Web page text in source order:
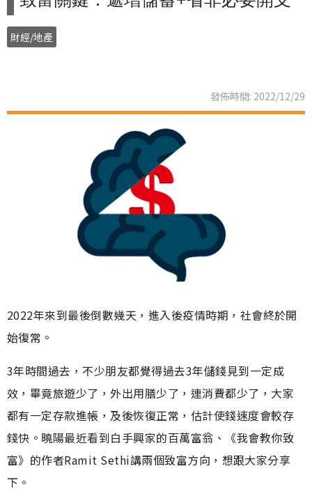
財經/地產
發佈時間: 2022/12/29
2022年來到最後倒數幾天，進入後疫情時期，社會終於開
始復常。
3年時間過去，不少朋友都覺得過去3年儲錢見到一定成
效，畢竟旅遊少了，外出用膳少了，連消費都少了，大家
都有一定存款進帳，及後恢復正常，估計使錢速度會較存
錢快。曉陽最近看到白手興家的百萬富翁、《我會教你致
富》的作者Ramit Sethi講兩個致富方向，想跟大家分享
下。